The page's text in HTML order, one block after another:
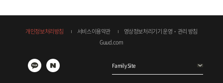
개인정보처리방침 서비스이용약관
영상정보처리기기 운영・관리 방침
Guud.com
Family Site